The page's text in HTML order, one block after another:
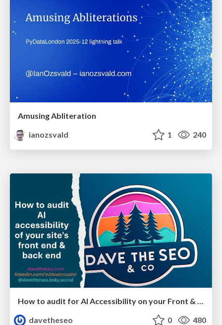
Amusing Abliteration
ianozsvald
1 240
davetheseo
0 480